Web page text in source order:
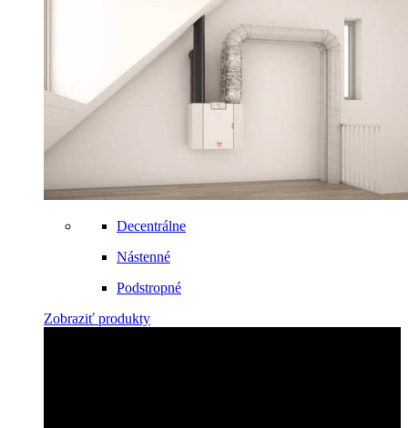
Decentrálne
Nástenné
Podstropné
Zobraziť produkty